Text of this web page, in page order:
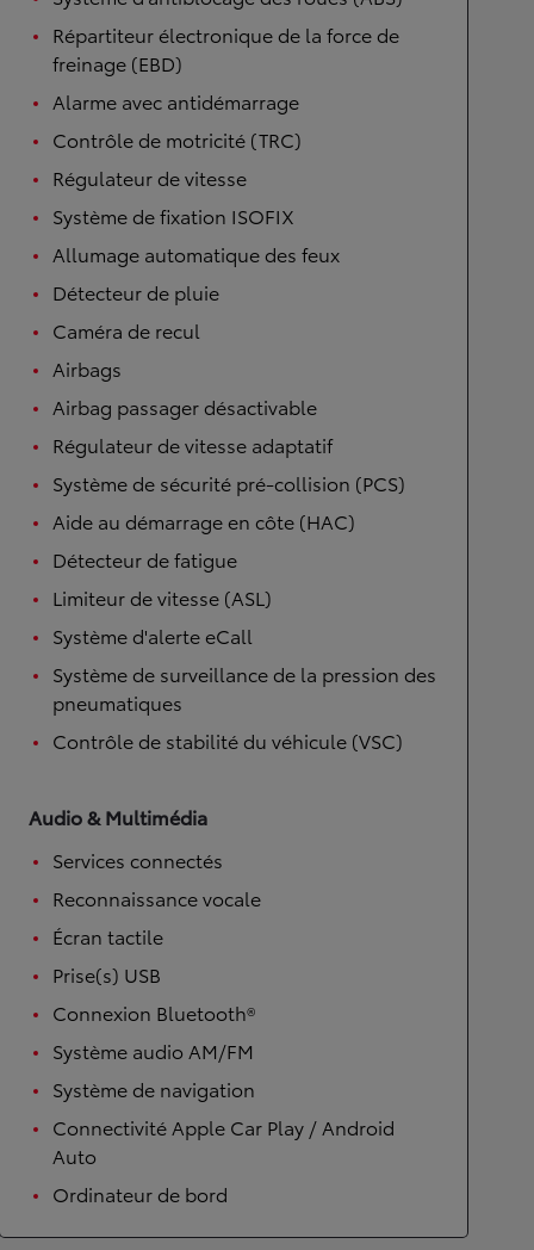
Répartiteur électronique de la force de
freinage (EBD)
Alarme avec antidémarrage
Contrôle de motricité (TRC)
Régulateur de vitesse
Système de fixation ISOFIX
Allumage automatique des feux
Détecteur de pluie
Caméra de recul
Airbags
Airbag passager désactivable
Régulateur de vitesse adaptatif
Système de sécurité pré-collision (PCS)
Aide au démarrage en côte (HAC)
Détecteur de fatigue
Limiteur de vitesse (ASL)
Système d'alerte eCall
Système de surveillance de la pression des
pneumatiques
Contrôle de stabilité du véhicule (VSC)
Audio & Multimédia
Services connectés
Reconnaissance vocale
Écran tactile
Prise(s) USB
Connexion Bluetooth®
Système audio AM/FM
Système de navigation
Connectivité Apple Car Play / Android
Auto
Ordinateur de bord